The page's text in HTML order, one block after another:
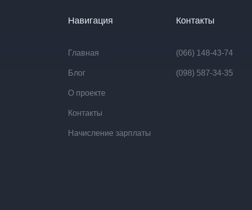
Навигация
Главная
Блог
О проекте
Контакты
Начисление зарплаты
Контакты
(066) 148-43-74
(098) 587-34-35